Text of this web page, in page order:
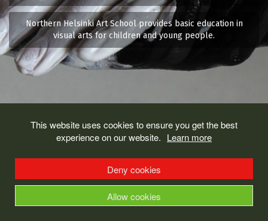
This website uses cookies to ensure you get the best
experience on our website. Learn more
Deny cookies
Allow cookies
Northern Helsinki Art School provides basic education in
visual arts for children and young people.